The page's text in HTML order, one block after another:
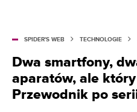
SPIDER'S WEB TECHNOLOGIE
Dwa smartfony,
aparatów, ale
Przewodnik po